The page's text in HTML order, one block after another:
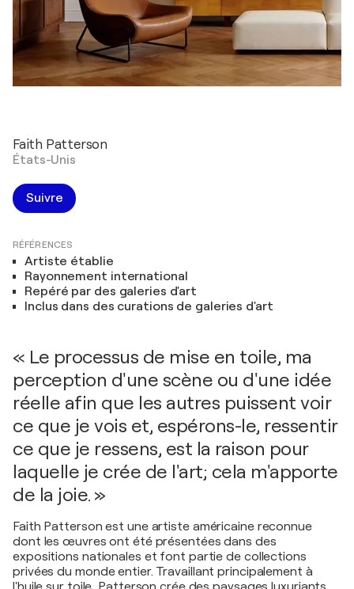
Faith Patterson
États-Unis
Suivre
RÉFÉRENCES
Artiste établie
Rayonnement international
Repéré par des galeries d'art
Inclus dans des curations de galeries d'art
« Le processus de mise en toile, ma
perception d'une scène ou d'une idée
réelle afin que les autres puissent voir
ce que je vois et, espérons-le, ressentir
ce que je ressens, est la raison pour
laquelle je crée de l'art; cela m'apporte
de la joie. »
Faith Patterson est une artiste américaine reconnue
dont les œuvres ont été présentées dans des
expositions nationales et font partie de collections
privées du monde entier. Travaillant principalement à